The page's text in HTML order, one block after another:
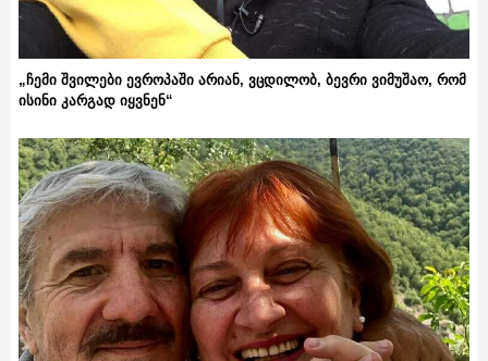
„ჩემი შვილები ევროპაში არიან, ვცდილობ, ბევრი ვიმუშაო, რომ
ისინი კარგად იყვნენ“